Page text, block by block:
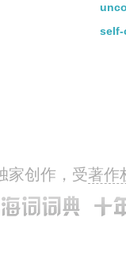
家创作，受著作